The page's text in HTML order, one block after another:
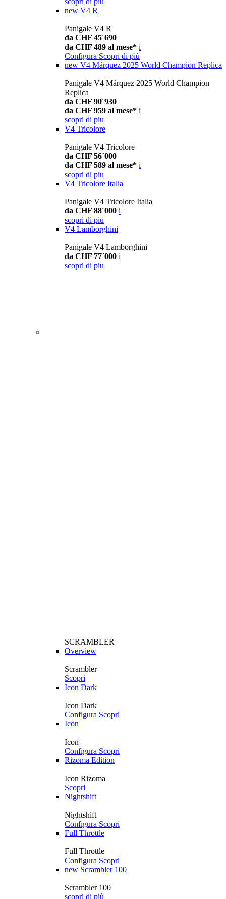
new V4 R
Panigale V4 R
da CHF 45´690
da CHF 489 al mese* i
Configura Scopri di più
new V4 Márquez 2025 World Champion Replica
Panigale V4 Márquez 2025 World Champion
Replica
da CHF 90´930
da CHF 959 al mese* i
scopri di piu
V4 Tricolore
Panigale V4 Tricolore
da CHF 56´000
da CHF 589 al mese* i
scopri di piu
V4 Tricolore Italia
Panigale V4 Tricolore Italia
da CHF 88´000 i
scopri di piu
V4 Lamborghini
Panigale V4 Lamborghini
da CHF 77´000 i
scopri di piu
SCRAMBLER
Overview
Scrambler
Scopri
Icon Dark
Icon Dark
Configura Scopri
Icon
Icon
Configura Scopri
Rizoma Edition
Icon Rizoma
Scopri
Nightshift
Nightshift
Configura Scopri
Full Throttle
Full Throttle
Configura Scopri
new Scrambler 100
Scrambler 100
scopri di più